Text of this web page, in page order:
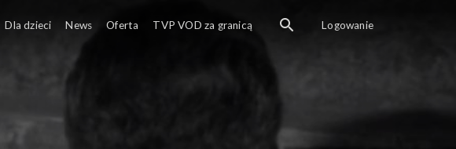
Dla dzieci News Oferta TVP VOD za granicą Logowanie